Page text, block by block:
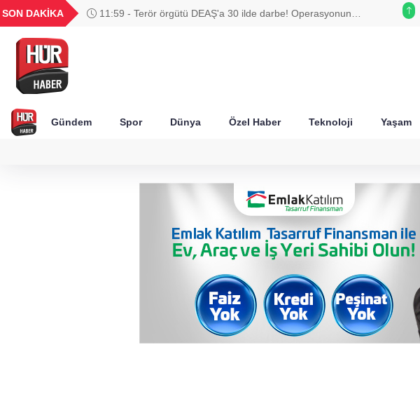
SON DAKİKA
11:59 - Terör örgütü DEAŞ'a 30 ilde darbe! Operasyonun
UYU
1,1825
18,2413
16,2359
27,9743
0,0018
Gündem Spor Dünya Özel Haber Teknoloji Yaşam